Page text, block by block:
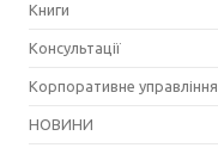
Книги
Консультації
Корпоративне управління
НОВИНИ